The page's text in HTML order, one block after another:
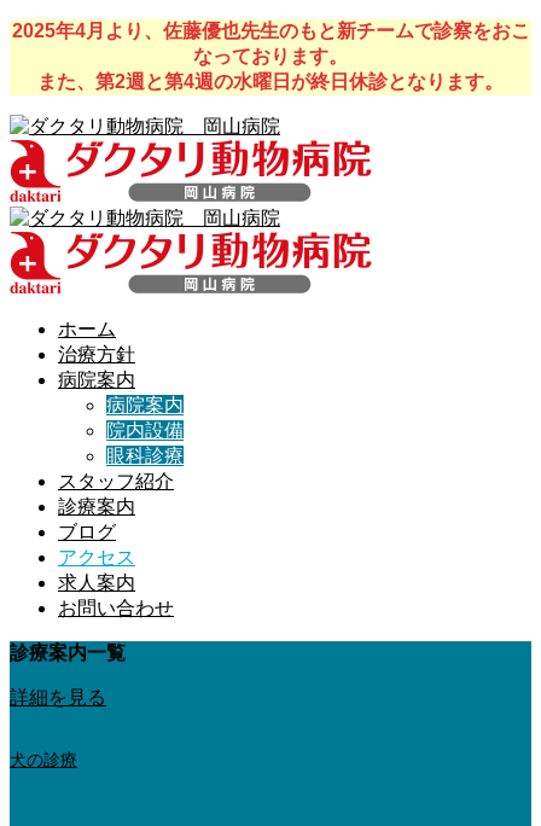
2025年4月より、佐藤優也先生のもと新チームで診察をおこ
なっております。
また、第2週と第4週の水曜日が終日休診となります。
ホーム
治療方針
病院案内
病院案内
院内設備
眼科診療
スタッフ紹介
診療案内
ブログ
アクセス
求人案内
お問い合わせ
診療案内一覧
詳細を見る
犬の診療